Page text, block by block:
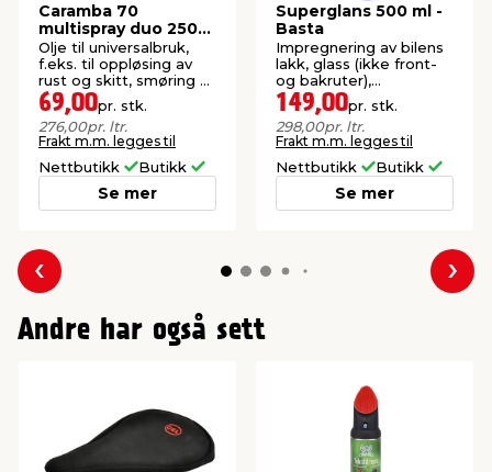
Caramba 70
multispray duo 250
ml
Olje til universalbruk,
f.eks. til oppløsing av
rust og skitt, smøring av
metalldeler, polering og
beskyttelse.
69,00pr. stk.
276,00pr. ltr.
Frakt m.m. legges til
Nettbutikk Butikk
Se mer
Superglans 500 ml -
Basta
Impregnering av bilens
lakk, glass (ikke front-
og bakruter),
frontlykter, støtfangere
og lignende.
149,00pr. stk.
298,00pr. ltr.
Frakt m.m. legges til
Nettbutikk Butikk
Se mer
Forrige
Andre har også sett